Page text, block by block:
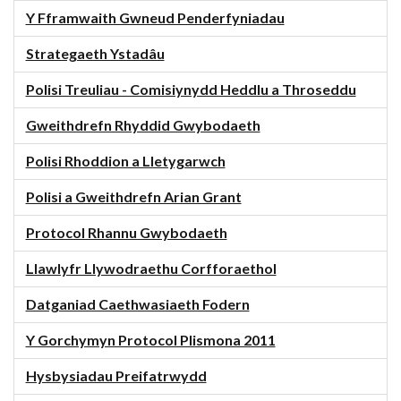
Y Fframwaith Gwneud Penderfyniadau
Strategaeth Ystadâu
Polisi Treuliau - Comisiynydd Heddlu a Throseddu
Gweithdrefn Rhyddid Gwybodaeth
Polisi Rhoddion a Lletygarwch
Polisi a Gweithdrefn Arian Grant
Protocol Rhannu Gwybodaeth
Llawlyfr Llywodraethu Corfforaethol
Datganiad Caethwasiaeth Fodern
Y Gorchymyn Protocol Plismona 2011
Hysbysiadau Preifatrwydd